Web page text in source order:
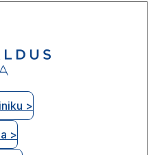
>
>